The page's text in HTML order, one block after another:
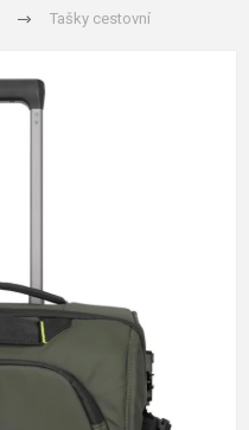
Tašky cestovní